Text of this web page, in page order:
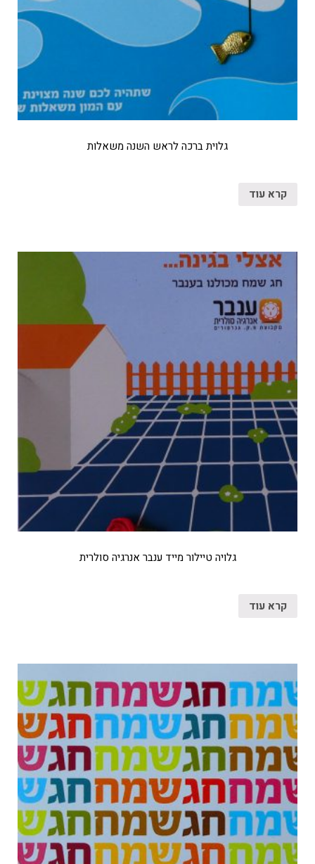
גלוית ברכה לראש השנה משאלות
קרא עוד
גלויה טיילור מייד ענבר אנרגיה סולרית
קרא עוד